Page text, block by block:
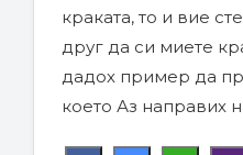
краката, то и вие
друг да си миете
дадох пример да
което Аз направих